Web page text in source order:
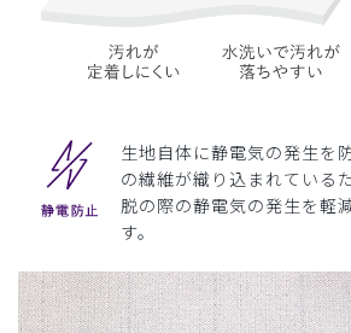
生地自体に静電気の発生を
の繊維が織り込まれている
脱の際の静電気の発生を軽
す。